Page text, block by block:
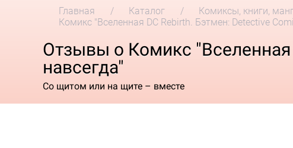
Главная Каталог Комиксы, книги,
Комикс "Вселенная DC Rebirth. Бэтмен: Detective
Отзывы о Комикс
навсегда"
Со щитом или на щите – вместе